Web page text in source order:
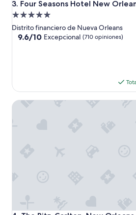
c
i
n
n
s
a
3. Four Seasons Hotel New
Four Seasons Hotel New Orleans
Propiedad
de
5.0
Distrito financiero de Nueva Orleans
9.6
9.6/10 Excepcional (710 opiniones)
The Ritz-Carlton, New Orleans